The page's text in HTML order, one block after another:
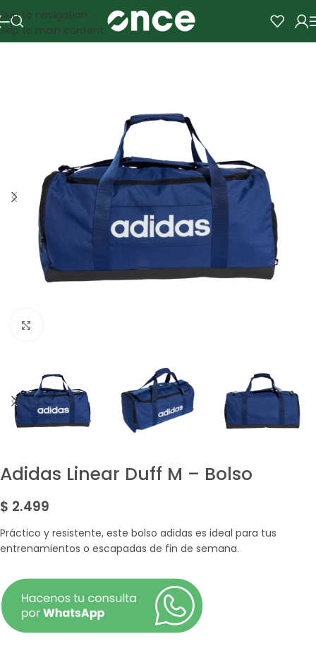
Skip to navigation
Skip to main content
Adidas Linear Duff M – Bolso
$ 2.499
Práctico y resistente, este bolso adidas es ideal para tus
entrenamientos o escapadas de fin de semana.